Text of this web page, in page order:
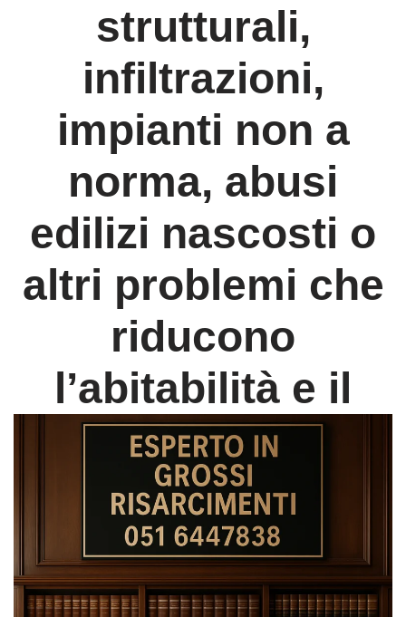
strutturali,
infiltrazioni,
impianti non a
norma, abusi
edilizi nascosti o
altri problemi che
riducono
l’abitabilità e il